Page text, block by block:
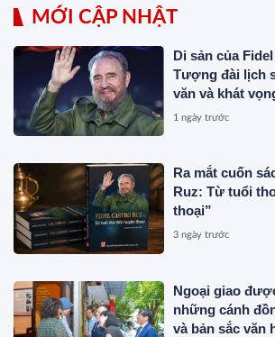
MỚI CẬP NHẬT
Di sản của
Tượng đài lịch
văn và khát
1 ngày trước
Ra mắt cuốn
Ruz: Từ tuổi
thoại”
3 ngày trước
Ngoại giao
những cánh
và bản sắc văn